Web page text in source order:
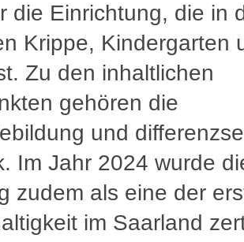
die Einrichtung, die in
Krippe, Kindergarten
Zu den inhaltlichen
gehören die
und
Im Jahr 2024 wurde
zudem als eine der
im Saarland